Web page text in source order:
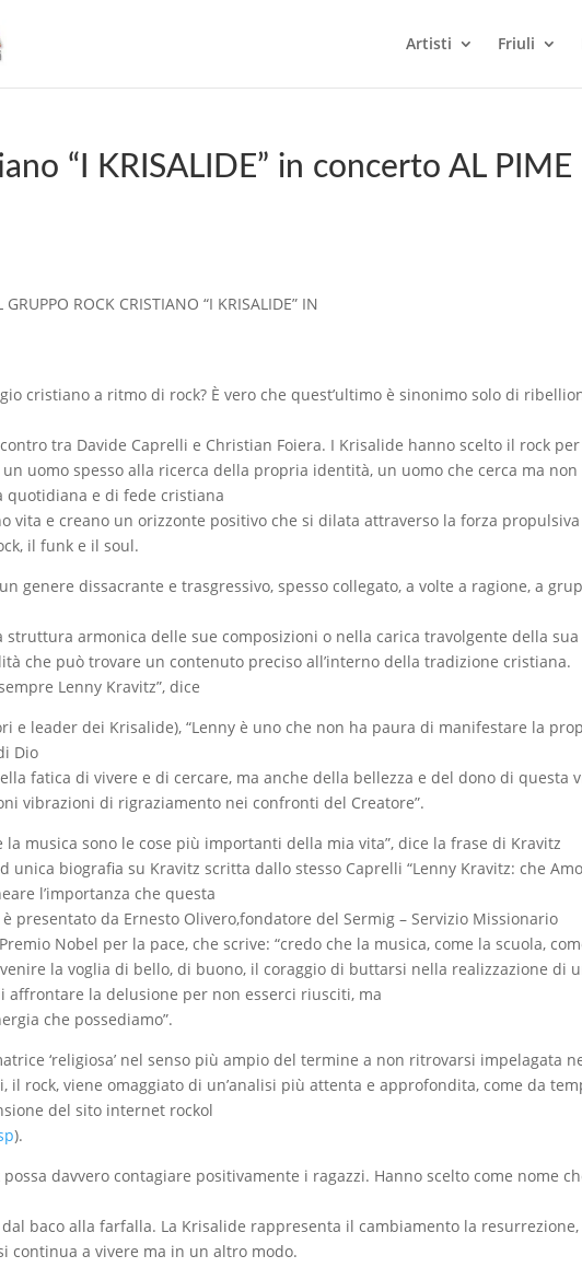
Artisti Friuli
“I KRISALIDE” in concerto AL PIME
ROCK CRISTIANO “I KRISALIDE” IN
cristiano a ritmo di rock? È vero che quest’ultimo è sinonimo solo di
tra Davide Caprelli e Christian Foiera. I Krisalide hanno scelto il rock per
uomo spesso alla ricerca della propria identità, un uomo che cerca ma non
quotidiana e di fede cristiana
vita e creano un orizzonte positivo che si dilata attraverso la forza
il funk e il soul.
genere dissacrante e trasgressivo, spesso collegato, a volte a ragione, a
armonica delle sue composizioni o nella carica travolgente della sua
che può trovare un contenuto preciso all’interno della tradizione cristiana.
Lenny Kravitz”, dice
e leader dei Krisalide), “Lenny è uno che non ha paura di manifestare la
Dio
fatica di vivere e di cercare, ma anche della bellezza e del dono di questa
vibrazioni di rigraziamento nei confronti del Creatore”.
la musica sono le cose più importanti della mia vita”, dice la frase di Kravitz
biografia su Kravitz scritta dallo stesso Caprelli “Lenny Kravitz: che
l’importanza che questa
presentato da Ernesto Olivero,fondatore del Sermig – Servizio Missionario
Nobel per la pace, che scrive: “credo che la musica, come la scuola,
la voglia di bello, di buono, il coraggio di buttarsi nella realizzazione di
affrontare la delusione per non esserci riusciti, ma
che possediamo”.
‘religiosa’ nel senso più ampio del termine a non ritrovarsi impelagata
il rock, viene omaggiato di un’analisi più attenta e approfondita, come da
del sito internet rockol
).
davvero contagiare positivamente i ragazzi. Hanno scelto come nome
dal baco alla farfalla. La Krisalide rappresenta il cambiamento la
continua a vivere ma in un altro modo.